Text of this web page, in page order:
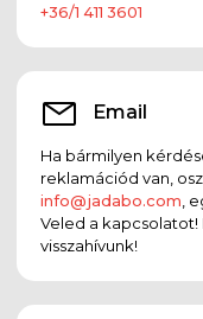
+36/1 411 3601
Email
Ha bármilyen
reklamációd van,
info@jadabo.com ,
Veled a
visszahívunk!